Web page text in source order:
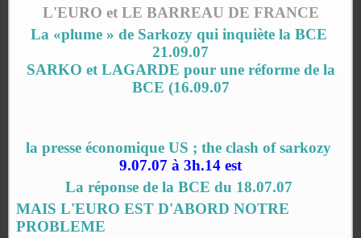
L'EURO et LE BARREAU DE FRANCE
La «plume » de Sarkozy qui inquiète la BCE
21.09.07
SARKO et LAGARDE pour une réforme de la
BCE (16.09.07
la presse économique US ; the clash of sarkozy
9.07.07 à 3h.14 est
La réponse de la BCE du 18.07.07
MAIS L'EURO EST D'ABORD NOTRE
PROBLEME